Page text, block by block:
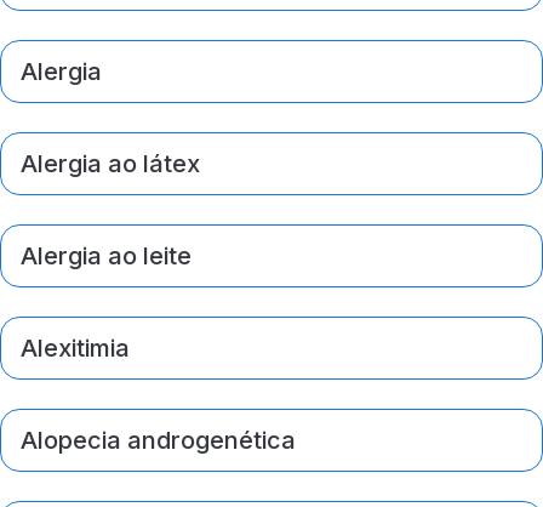
Alergia
Alergia ao látex
Alergia ao leite
Alexitimia
Alopecia androgenética